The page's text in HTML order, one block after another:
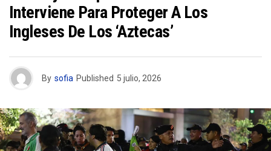
Interviene Para Proteger A Los
Ingleses De Los ‘aztecas’
By sofia Published 5 julio, 2026